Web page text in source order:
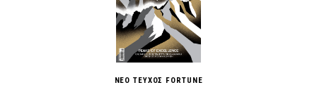
ΝΕΟ ΤΕΥΧΟΣ FORTUNE